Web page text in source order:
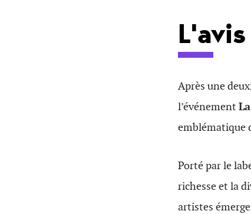
L'avis
Après une
l’événement
emblématique
Porté par le
richesse et la
artistes